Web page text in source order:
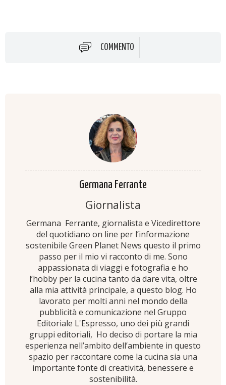
COMMENTO
Germana Ferrante
Giornalista
Germana Ferrante, giornalista e Vicedirettore
del quotidiano on line per l’informazione
sostenibile Green Planet News questo il primo
passo per il mio vi racconto di me. Sono
appassionata di viaggi e fotografia e ho
l’hobby per la cucina tanto da dare vita, oltre
alla mia attività principale, a questo blog. Ho
lavorato per molti anni nel mondo della
pubblicità e comunicazione nel Gruppo
Editoriale L'Espresso, uno dei più grandi
gruppi editoriali, Ho deciso di portare la mia
esperienza nell’ambito dell’ambiente in questo
spazio per raccontare come la cucina sia una
importante fonte di creatività, benessere e
sostenibilità.